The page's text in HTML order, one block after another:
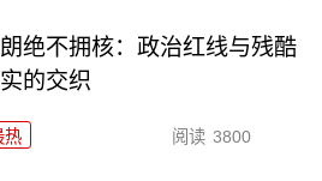
绝不拥核：政治红线与残酷
的交织
热 阅读 3800